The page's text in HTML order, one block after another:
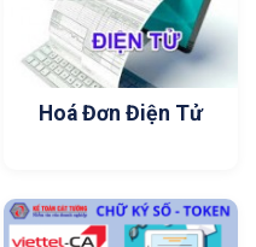
Hoá Đơn Điện Tử